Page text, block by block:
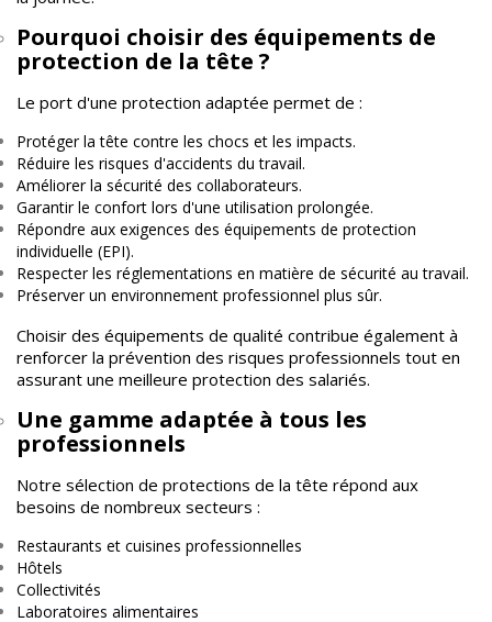
Pourquoi choisir des équipements de
protection de la tête ?
Le port d'une protection adaptée permet de :
Protéger la tête contre les chocs et les impacts.
Réduire les risques d'accidents du travail.
Améliorer la sécurité des collaborateurs.
Garantir le confort lors d'une utilisation prolongée.
Répondre aux exigences des équipements de protection
individuelle (EPI).
Respecter les réglementations en matière de sécurité au travail.
Préserver un environnement professionnel plus sûr.
Choisir des équipements de qualité contribue également à
renforcer la prévention des risques professionnels tout en
assurant une meilleure protection des salariés.
Une gamme adaptée à tous les
professionnels
Notre sélection de protections de la tête répond aux
besoins de nombreux secteurs :
Restaurants et cuisines professionnelles
Hôtels
Collectivités
Laboratoires alimentaires